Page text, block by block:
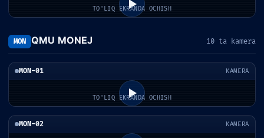
TO'LIQ EKRANDA OCHISH
MON QMU MONEJ 10 ta kamera
MON-01 KAMERA
TO'LIQ EKRANDA OCHISH
MON-02 KAMERA